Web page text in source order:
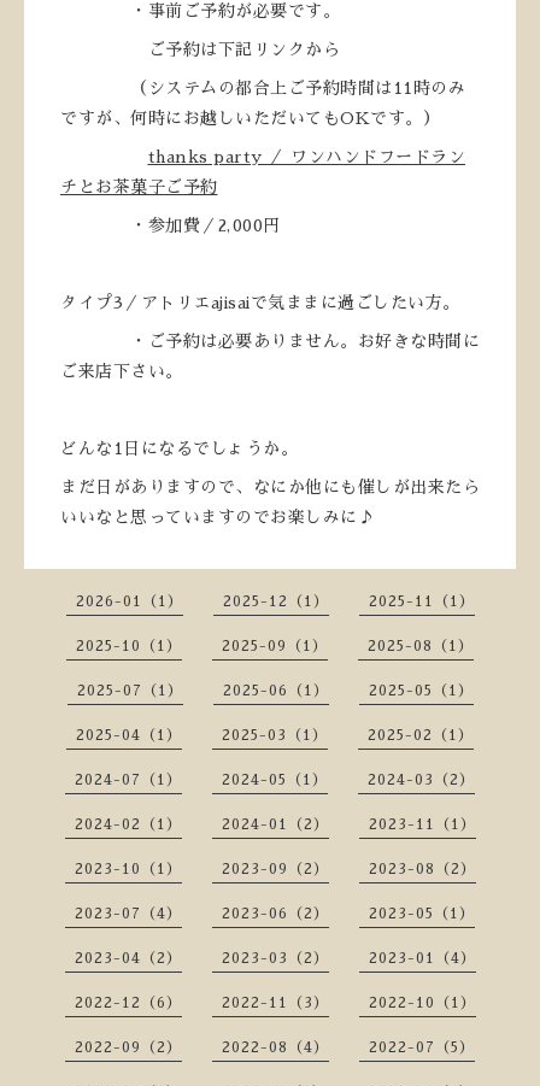
・事前ご予約が必要です。
ご予約は下記リンクから
（システムの都合上ご予約時間は11時のみ
ですが、何時にお越しいただいてもOKです。）
thanks party ／ ワンハンドフードラン
チとお茶菓子ご予約
・参加費／2,000円
タイプ3／アトリエajisaiで気ままに過ごしたい方。
・ご予約は必要ありません。お好きな時間に
ご来店下さい。
どんな1日になるでしょうか。
まだ日がありますので、なにか他にも催しが出来たら
いいなと思っていますのでお楽しみに♪
2026-01（1） 2025-12（1） 2025-11（1）
2025-10（1） 2025-09（1） 2025-08（1）
2025-07（1） 2025-06（1） 2025-05（1）
2025-04（1） 2025-03（1） 2025-02（1）
2024-07（1） 2024-05（1） 2024-03（2）
2024-02（1） 2024-01（2） 2023-11（1）
2023-10（1） 2023-09（2） 2023-08（2）
2023-07（4） 2023-06（2） 2023-05（1）
2023-04（2） 2023-03（2） 2023-01（4）
2022-12（6） 2022-11（3） 2022-10（1）
2022-09（2） 2022-08（4） 2022-07（5）